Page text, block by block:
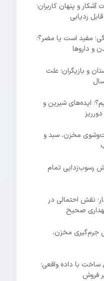
و پنهان کاربران؛
ردیابی
مفید است یا مضر؟؛
و داروها
و بازیگران؛ علت
ایده‌های شیرین و
مخزن، سبد و
رسوب‌زدایی تمام
نقش احتمالی در
صحیح
جرم‌گیری مخزن،
با داده واقعی؛
فروش